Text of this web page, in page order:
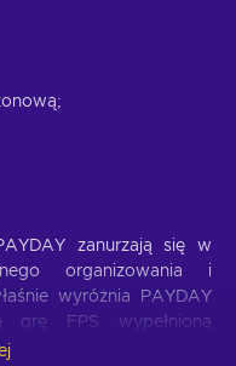
zanurzają się w
organizowania i
wyróżnia PAYDAY
grę FPS wypełnioną
porzucenie emerytury i